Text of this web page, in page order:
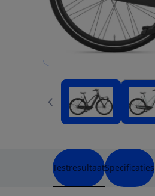
TestresultaatSpecificaties